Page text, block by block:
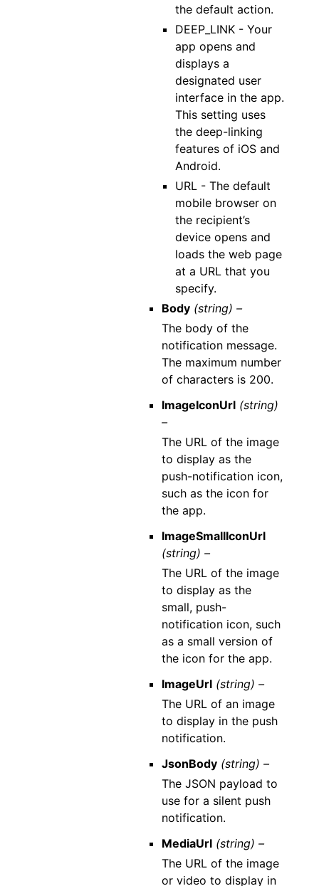
the default action.
DEEP_LINK - Your
app opens and
displays a
designated user
interface in the app.
This setting uses
the deep-linking
features of iOS and
Android.
URL - The default
mobile browser on
the recipient’s
device opens and
loads the web page
at a URL that you
specify.
Body (string) –
The body of the
notification message.
The maximum number
of characters is 200.
ImageIconUrl (string)
–
The URL of the image
to display as the
push-notification icon,
such as the icon for
the app.
ImageSmallIconUrl
(string) –
The URL of the image
to display as the
small, push-
notification icon, such
as a small version of
the icon for the app.
ImageUrl (string) –
The URL of an image
to display in the push
notification.
JsonBody (string) –
The JSON payload to
use for a silent push
notification.
MediaUrl (string) –
The URL of the image
or video to display in